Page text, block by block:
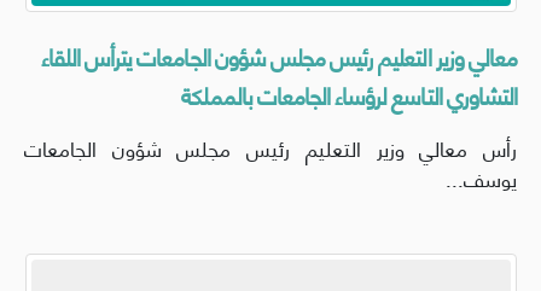
معالي وزير التعليم رئيس مجلس شؤون الجامعات يترأس اللقاء
التشاوري التاسع لرؤساء الجامعات بالمملكة
رأس معالي وزير التعليم رئيس مجلس شؤون الجامعات
يوسف...